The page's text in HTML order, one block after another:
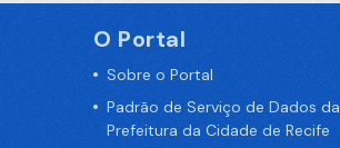
O Portal
Sobre o Portal
Padrão de Serviço de Dados da
Prefeitura da Cidade de Recife